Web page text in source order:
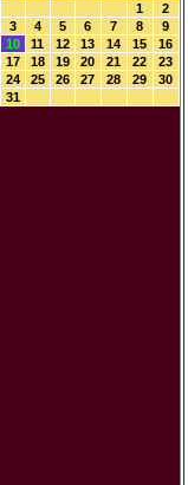
1
2
3
4 5 6 7 8
9
10
11 12 13 14 15
16
17
18 19 20 21 22
23
24
25 26 27 28 29
30
31